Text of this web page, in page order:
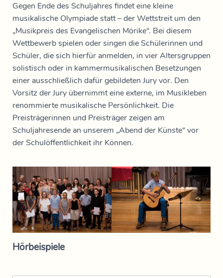
Gegen Ende des Schuljahres findet eine kleine
musikalische Olympiade statt – der Wettstreit um den
„Musikpreis des Evangelischen Mörike“. Bei diesem
Wettbewerb spielen oder singen die Schülerinnen und
Schüler, die sich hierfür anmelden, in vier Altersgruppen
solistisch oder in kammermusikalischen Besetzungen
einer ausschließlich dafür gebildeten Jury vor. Den
Vorsitz der Jury übernimmt eine externe, im Musikleben
renommierte musikalische Persönlichkeit. Die
Preisträgerinnen und Preisträger zeigen am
Schuljahresende an unserem „Abend der Künste“ vor
der Schulöffentlichkeit ihr Können.
Hörbeispiele